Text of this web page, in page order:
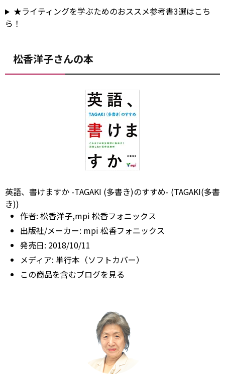
★ライティングを学ぶためのおススメ参考書3選はこち
ら！
松香洋子さんの本
英語、書けますか -TAGAKI (多書き)のすすめ- (TAGAKI(多書
き))
作者: 松香洋子,mpi 松香フォニックス
出版社/メーカー: mpi 松香フォニックス
発売日: 2018/10/11
メディア: 単行本（ソフトカバー）
この商品を含むブログを見る